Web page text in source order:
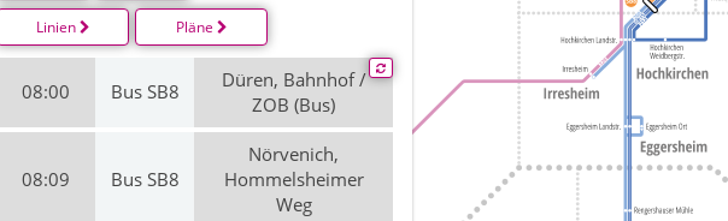
Linien Pläne
08:00 Bus SB8
Düren, Bahnhof /
ZOB (Bus)
08:09 Bus SB8
Nörvenich,
Hommelsheimer
Weg